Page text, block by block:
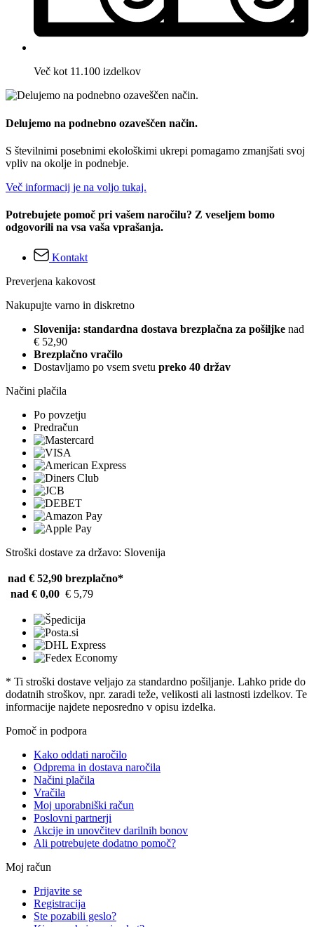
Več kot 11.100 izdelkov
Delujemo na podnebno ozaveščen način.
S številnimi posebnimi ekološkimi ukrepi pomagamo zmanjšati svoj
vpliv na okolje in podnebje.
Več informacij je na voljo tukaj.
Potrebujete pomoč pri vašem naročilu? Z veseljem bomo
odgovorili na vsa vaša vprašanja.
Kontakt
Preverjena kakovost
Nakupujte varno in diskretno
Slovenija: standardna dostava brezplačna za pošiljke nad
€ 52,90
Brezplačno vračilo
Dostavljamo po vsem svetu preko 40 držav
Načini plačila
Po povzetju
Predračun
Stroški dostave za državo: Slovenija
nad € 52,90 brezplačno*
nad € 0,00 € 5,79
* Ti stroški dostave veljajo za standardno pošiljanje. Lahko pride do
dodatnih stroškov, npr. zaradi teže, velikosti ali lastnosti izdelkov. Te
informacije najdete neposredno v opisu izdelka.
Pomoč in podpora
Kako oddati naročilo
Odprema in dostava naročila
Načini plačila
Vračila
Moj uporabniški račun
Poslovni partnerji
Akcije in unovčitev darilnih bonov
Ali potrebujete dodatno pomoč?
Moj račun
Prijavite se
Registracija
Ste pozabili geslo?